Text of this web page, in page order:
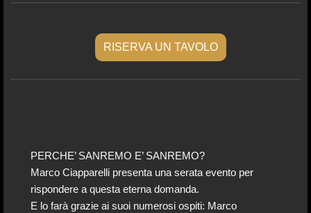
RISERVA UN TAVOLO
PERCHE’ SANREMO E’ SANREMO?
Marco Ciapparelli presenta una serata evento per
rispondere a questa eterna domanda.
E lo farà grazie ai suoi numerosi ospiti: Marco